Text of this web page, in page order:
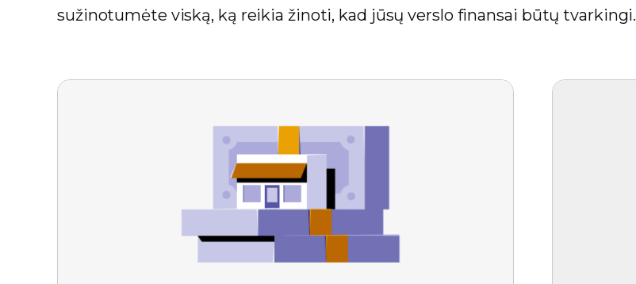
sužinotumėte viską, ką reikia žinoti, kad jūsų verslo finansai būtų tvarkingi.